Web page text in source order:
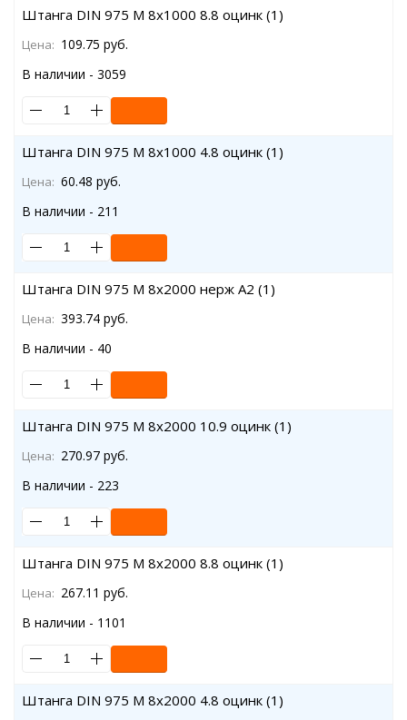
Штанга DIN 975 M 8x1000 8.8 оцинк (1)
Цена: 109.75 руб.
В наличии - 3059
Штанга DIN 975 M 8x1000 4.8 оцинк (1)
Цена: 60.48 руб.
В наличии - 211
Штанга DIN 975 M 8x2000 нерж A2 (1)
Цена: 393.74 руб.
В наличии - 40
Штанга DIN 975 M 8x2000 10.9 оцинк (1)
Цена: 270.97 руб.
В наличии - 223
Штанга DIN 975 M 8x2000 8.8 оцинк (1)
Цена: 267.11 руб.
В наличии - 1101
Штанга DIN 975 M 8x2000 4.8 оцинк (1)